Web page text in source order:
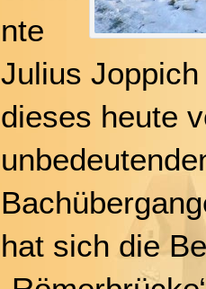
nte
Julius
dieses heute
hat sich die